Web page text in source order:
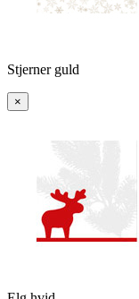
Stjerner guld
×